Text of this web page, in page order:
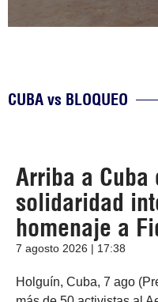
CUBA vs BLOQUEO
Arriba a Cuba
solidaridad
homenaje a
7 agosto 2026 | 17:38
Holguín, Cuba, 7 ago